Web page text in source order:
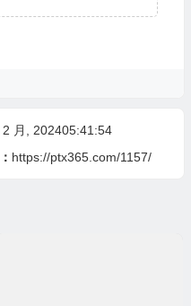
月, 202405:41:54
https://ptx365.com/1157/